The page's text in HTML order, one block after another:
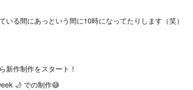
いる間にあっという間に10時になってたりします（笑）
新作制作をスタート！
🌙 での制作😅